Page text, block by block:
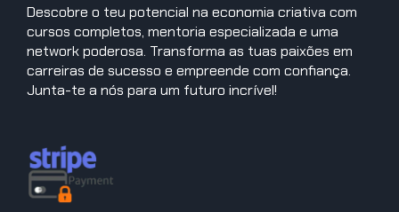
Descobre o teu potencial na economia criativa com
cursos completos, mentoria especializada e uma
network poderosa. Transforma as tuas paixões em
carreiras de sucesso e empreende com confiança.
Junta-te a nós para um futuro incrível!